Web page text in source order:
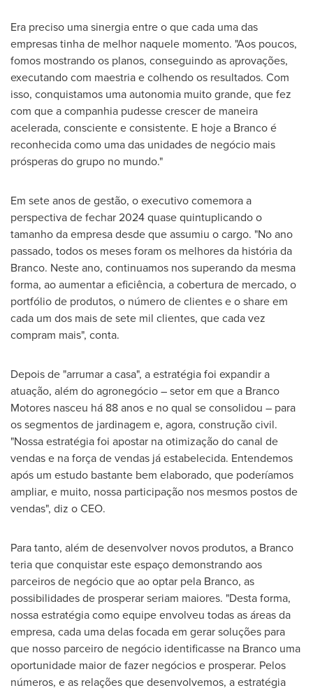
Era preciso uma sinergia entre o que cada uma das
empresas tinha de melhor naquele momento. "Aos poucos,
fomos mostrando os planos, conseguindo as aprovações,
executando com maestria e colhendo os resultados. Com
isso, conquistamos uma autonomia muito grande, que fez
com que a companhia pudesse crescer de maneira
acelerada, consciente e consistente. E hoje a Branco é
reconhecida como uma das unidades de negócio mais
prósperas do grupo no mundo."
Em sete anos de gestão, o executivo comemora a
perspectiva de fechar 2024 quase quintuplicando o
tamanho da empresa desde que assumiu o cargo. "No ano
passado, todos os meses foram os melhores da história da
Branco. Neste ano, continuamos nos superando da mesma
forma, ao aumentar a eficiência, a cobertura de mercado, o
portfólio de produtos, o número de clientes e o share em
cada um dos mais de sete mil clientes, que cada vez
compram mais", conta.
Depois de "arrumar a casa", a estratégia foi expandir a
atuação, além do agronegócio – setor em que a Branco
Motores nasceu há 88 anos e no qual se consolidou – para
os segmentos de jardinagem e, agora, construção civil.
"Nossa estratégia foi apostar na otimização do canal de
vendas e na força de vendas já estabelecida. Entendemos
após um estudo bastante bem elaborado, que poderíamos
ampliar, e muito, nossa participação nos mesmos postos de
vendas", diz o CEO.
Para tanto, além de desenvolver novos produtos, a Branco
teria que conquistar este espaço demonstrando aos
parceiros de negócio que ao optar pela Branco, as
possibilidades de prosperar seriam maiores. "Desta forma,
nossa estratégia como equipe envolveu todas as áreas da
empresa, cada uma delas focada em gerar soluções para
que nosso parceiro de negócio identificasse na Branco uma
oportunidade maior de fazer negócios e prosperar. Pelos
números, e as relações que desenvolvemos, a estratégia